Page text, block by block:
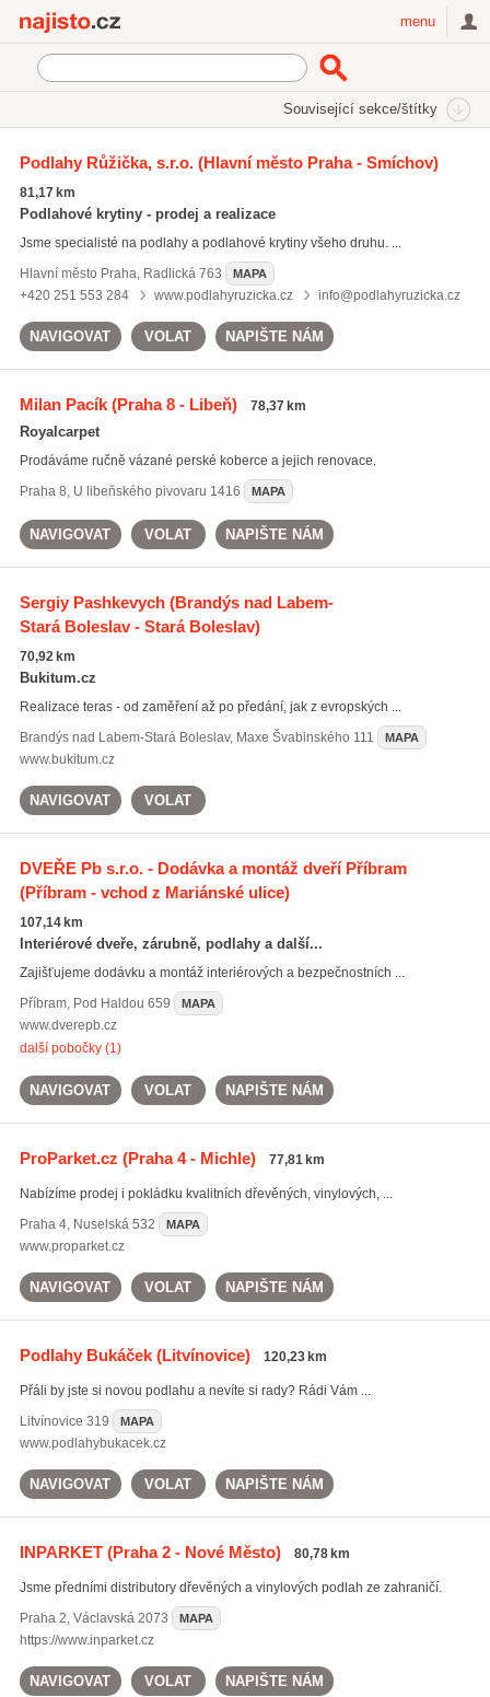
menu
Související sekce/štítky
masivní podlahy
pokládka plovoucí podlahy(1021)
Podlahy Růžička, s.r.o.(Hlavní město Praha - Smíchov)
81,17 km
Podlahové krytiny - prodej a realizace
Jsme specialisté na podlahy a podlahové krytiny všeho druhu. ...
Hlavní město Praha, Radlická 763 MAPA
+420 251 553 284 www.podlahyruzicka.cz info@podlahyruzicka.cz
NAVIGOVAT VOLAT NAPIŠTE NÁM
Milan Pacík(Praha 8 - Libeň) 78,37 km
Royalcarpet
Prodáváme ručně vázané perské koberce a jejich renovace.
Praha 8, U libeňského pivovaru 1416 MAPA
NAVIGOVAT VOLAT NAPIŠTE NÁM
Sergiy Pashkevych(Brandýs nad Labem-
Stará Boleslav - Stará Boleslav)
70,92 km
Bukitum.cz
Realizace teras - od zaměření až po předání, jak z evropských ...
Brandýs nad Labem-Stará Boleslav, Maxe Švabinského 111 MAPA
www.bukitum.cz
NAVIGOVAT VOLAT
DVEŘE Pb s.r.o. - Dodávka a montáž dveří Příbram
(Příbram - vchod z Mariánské ulice)
107,14 km
Interiérové dveře, zárubně, podlahy a další...
Zajišťujeme dodávku a montáž interiérových a bezpečnostních ...
Příbram, Pod Haldou 659 MAPA
www.dverepb.cz
další pobočky (1)
NAVIGOVAT VOLAT NAPIŠTE NÁM
ProParket.cz (Praha 4 - Michle) 77,81 km
Nabízíme prodej i pokládku kvalitních dřevěných, vinylových, ...
Praha 4, Nuselská 532 MAPA
www.proparket.cz
NAVIGOVAT VOLAT NAPIŠTE NÁM
Podlahy Bukáček(Litvínovice) 120,23 km
Přáli by jste si novou podlahu a nevíte si rady? Rádi Vám ...
Litvínovice 319 MAPA
www.podlahybukacek.cz
NAVIGOVAT VOLAT NAPIŠTE NÁM
INPARKET(Praha 2 - Nové Město) 80,78 km
Jsme předními distributory dřevěných a vinylových podlah ze zahraničí.
Praha 2, Václavská 2073 MAPA
https://www.inparket.cz
NAVIGOVAT VOLAT NAPIŠTE NÁM